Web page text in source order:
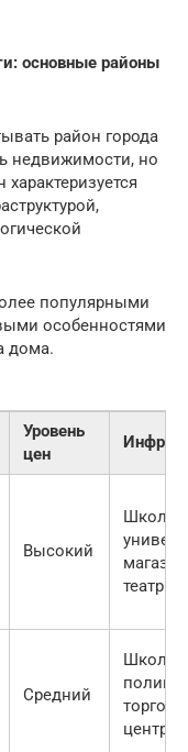
основные районы
район города
недвижимости, но
популярными
особенностями
дома.
Уровень
цен
Высокий
Школы,
театры
Средний
Школы,
центры